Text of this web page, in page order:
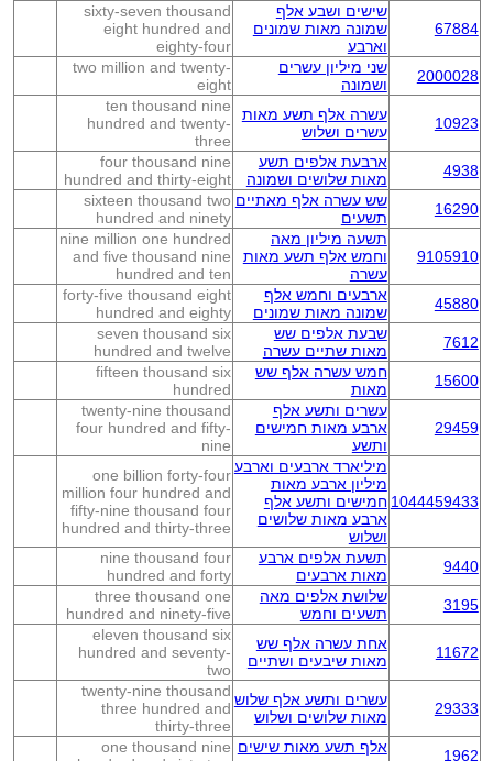
67884
שישים ושבע אלף
שמונה מאות שמונים
וארבע
sixty-seven thousand
eight hundred and
eighty-four
2000028
שני מיליון עשרים
ושמונה
two million and twenty-
eight
10923
עשרה אלף תשע מאות
עשרים ושלוש
ten thousand nine
hundred and twenty-
three
4938
ארבעת אלפים תשע
מאות שלושים ושמונה
four thousand nine
hundred and thirty-eight
16290
שש עשרה אלף מאתיים
תשעים
sixteen thousand two
hundred and ninety
9105910
תשעה מיליון מאה
וחמש אלף תשע מאות
עשרה
nine million one hundred
and five thousand nine
hundred and ten
45880
ארבעים וחמש אלף
שמונה מאות שמונים
forty-five thousand eight
hundred and eighty
7612
שבעת אלפים שש
מאות שתיים עשרה
seven thousand six
hundred and twelve
15600
חמש עשרה אלף שש
מאות
fifteen thousand six
hundred
29459
עשרים ותשע אלף
ארבע מאות חמישים
ותשע
twenty-nine thousand
four hundred and fifty-
nine
1044459433
מיליארד ארבעים וארבע
מיליון ארבע מאות
חמישים ותשע אלף
ארבע מאות שלושים
ושלוש
one billion forty-four
million four hundred and
fifty-nine thousand four
hundred and thirty-three
9440
תשעת אלפים ארבע
מאות ארבעים
nine thousand four
hundred and forty
3195
שלושת אלפים מאה
תשעים וחמש
three thousand one
hundred and ninety-five
11672
אחת עשרה אלף שש
מאות שיבעים ושתיים
eleven thousand six
hundred and seventy-
two
29333
עשרים ותשע אלף שלוש
מאות שלושים ושלוש
twenty-nine thousand
three hundred and
thirty-three
1962
אלף תשע מאות שישים one thousand nine